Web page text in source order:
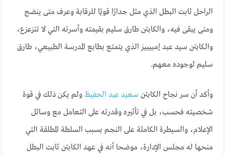
الراحل ثابت البطل الذي مثل جدارًا قويًا للرقابة وعرف متى ينضج
ومتى يبقى فيه، والكابتن طارق سليم بقيمته وأسرته التي لا تتزعزع،
والكابتن سيد عبد إمبيبيز الذي يتمتع بطابع المدرسة الطبيعي، طارق
سليم لوجوده معهم.
وأكد أن سر نجاح الكابتن سعيد عبد الحفيظ ولم يكن ذلك في قوة
شخصيته فحسب، بل في تأثيره وقدرته على التعامل مع وسائل
الإعلام، والسيطرة الكاملة على النجم بسبب السلطة المطلقة التي
منحها له مجلس الإدارة، موضحا أنه في عهد الكابتن ثابت البطل